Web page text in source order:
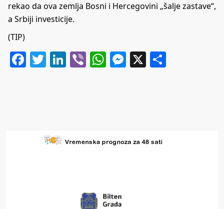
rekao da ova zemlja Bosni i Hercegovini „šalje zastave“,
a Srbiji investicije.
(TIP)
Facebook
Twitter
LinkedIn
ViberWhatsApp
Messenger
X